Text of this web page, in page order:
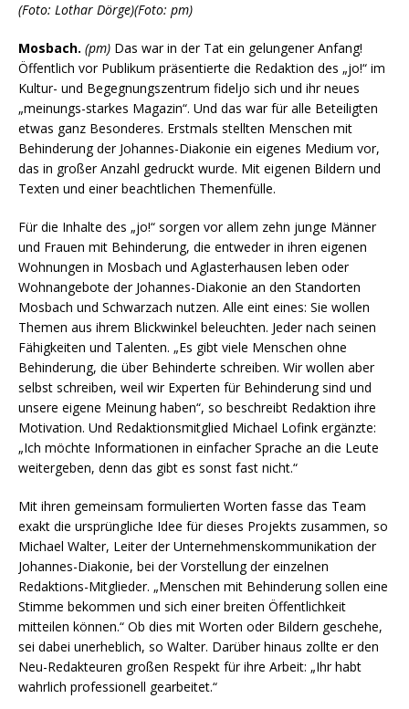
(Foto: Lothar Dörge)(Foto: pm)
Mosbach. (pm) Das war in der Tat ein gelungener Anfang!
Öffentlich vor Publikum präsentierte die Redaktion des „jo!“ im
Kultur- und Begegnungszentrum fideljo sich und ihr neues
„meinungs-starkes Magazin“. Und das war für alle Beteiligten
etwas ganz Besonderes. Erstmals stellten Menschen mit
Behinderung der Johannes-Diakonie ein eigenes Medium vor,
das in großer Anzahl gedruckt wurde. Mit eigenen Bildern und
Texten und einer beachtlichen Themenfülle.
Für die Inhalte des „jo!“ sorgen vor allem zehn junge Männer
und Frauen mit Behinderung, die entweder in ihren eigenen
Wohnungen in Mosbach und Aglasterhausen leben oder
Wohnangebote der Johannes-Diakonie an den Standorten
Mosbach und Schwarzach nutzen. Alle eint eines: Sie wollen
Themen aus ihrem Blickwinkel beleuchten. Jeder nach seinen
Fähigkeiten und Talenten. „Es gibt viele Menschen ohne
Behinderung, die über Behinderte schreiben. Wir wollen aber
selbst schreiben, weil wir Experten für Behinderung sind und
unsere eigene Meinung haben“, so beschreibt Redaktion ihre
Motivation. Und Redaktionsmitglied Michael Lofink ergänzte:
„Ich möchte Informationen in einfacher Sprache an die Leute
weitergeben, denn das gibt es sonst fast nicht.“
Mit ihren gemeinsam formulierten Worten fasse das Team
exakt die ursprüngliche Idee für dieses Projekts zusammen, so
Michael Walter, Leiter der Unternehmenskommunikation der
Johannes-Diakonie, bei der Vorstellung der einzelnen
Redaktions-Mitglieder. „Menschen mit Behinderung sollen eine
Stimme bekommen und sich einer breiten Öffentlichkeit
mitteilen können.“ Ob dies mit Worten oder Bildern geschehe,
sei dabei unerheblich, so Walter. Darüber hinaus zollte er den
Neu-Redakteuren großen Respekt für ihre Arbeit: „Ihr habt
wahrlich professionell gearbeitet.“